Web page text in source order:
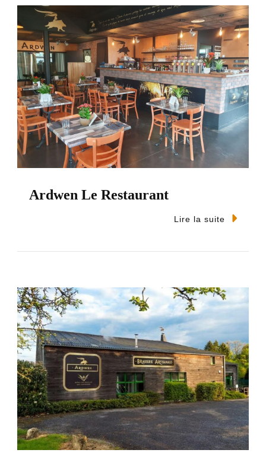
Ardwen Le Restaurant
Lire la suite